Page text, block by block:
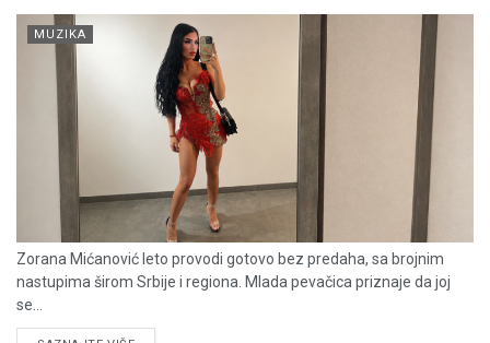
MUZIKA
Zorana Mićanović leto provodi gotovo bez predaha, sa brojnim
nastupima širom Srbije i regiona. Mlada pevačica priznaje da joj
se...